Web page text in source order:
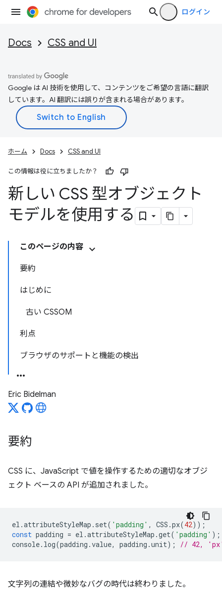
ログイン
Docs CSS and UI
Google は AI 技術を使用して、コンテンツをご希望の言語に翻訳
しています。AI 翻訳には誤りが含まれる場合があります。
ホーム Docs CSS and UI
この情報は役に立ちましたか？
新しい CSS 型オブジェクト
モデルを使用する
このページの内容
要約
はじめに
古い CSSOM
利点
ブラウザのサポートと機能の検出
Eric Bidelman
要約
CSS に、JavaScript で値を操作するための適切なオブジ
ェクト ベースの API が追加されました。
el .attributeStyleMap . set( 'padding' , CSS .px(42));
const padding = el .attributeStyleMap .get( 'padding' );
console. log(padding .value, padding .unit); // 42,
文字列の連結や微妙なバグの時代は終わりました。